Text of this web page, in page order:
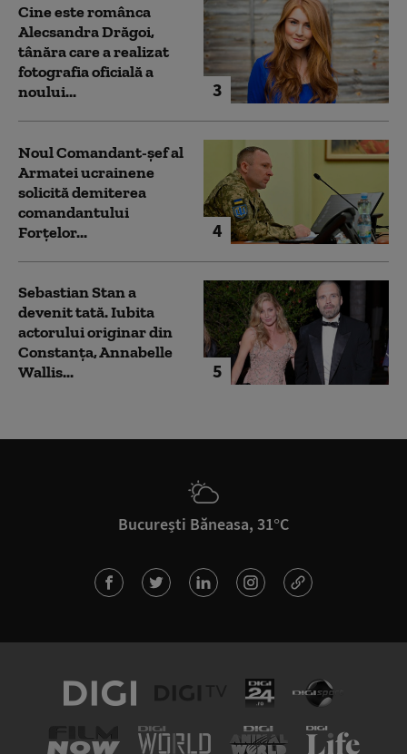
3
Cine este românca
Alecsandra Drăgoi,
tânăra care a realizat
fotografia oficială a
noului...
4
Noul Comandant-șef al
Armatei ucrainene
solicită demiterea
comandantului
Forțelor...
5
Sebastian Stan a
devenit tată. Iubita
actorului originar din
Constanța, Annabelle
Wallis...
București Băneasa, 31°C